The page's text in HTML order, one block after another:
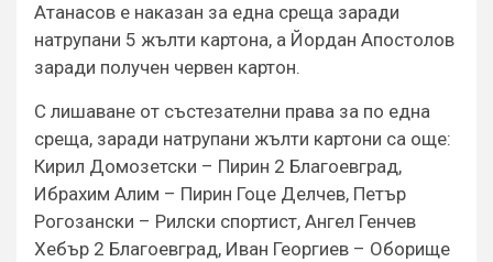
Атанасов е наказан за една среща заради
натрупани 5 жълти картона, а Йордан Апостолов
заради получен червен картон.
С лишаване от състезателни права за по една
среща, заради натрупани жълти картони са още:
Кирил Домозетски – Пирин 2 Благоевград,
Ибрахим Алим – Пирин Гоце Делчев, Петър
Рогозански – Рилски спортист, Ангел Генчев
Хебър 2 Благоевград, Иван Георгиев – Оборище